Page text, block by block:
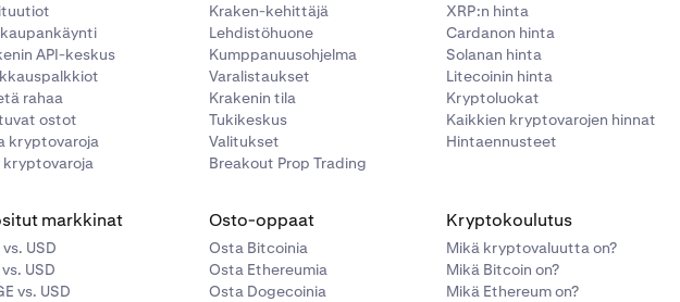
API-keskus
rahaa
ostot
kryptovaroja
kryptovaroja
Kraken-kehittäjä
Lehdistöhuone
Kumppanuusohjelma
Varalistaukset
Krakenin tila
Tukikeskus
Valitukset
Breakout Prop Trading
XRP:n hinta
Cardanon hinta
Solanan hinta
Litecoinin hinta
Kryptoluokat
Kaikkien kryptovarojen hinnat
Hintaennusteet
markkinat
vs. USD
USD
vs. USD
Osto-oppaat
Osta Bitcoinia
Osta Ethereumia
Osta Dogecoinia
Kryptokoulutus
Mikä kryptovaluutta on?
Mikä Bitcoin on?
Mikä Ethereum on?